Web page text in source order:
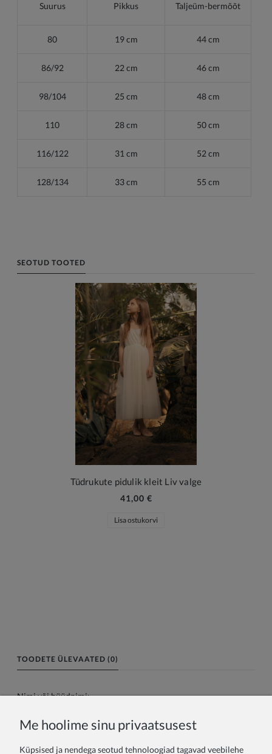
Suurus Pikkus Taljeüm-bermõõt
80 19 cm 44 cm
86/92 22 cm 46 cm
98/104 25 cm 48 cm
110 28 cm 50 cm
116/122 31 cm 52 cm
128/134 33 cm 55 cm
SEOTUD TOOTED
Tüdrukute pidulik kleit Liv valge
41,00 €
Lisa ostukorvi
TOODETE ÜLEVAATED (0)
Nimi või hüüdnimi:
Me hoolime sinu privaatsusest
Küpsised ja nendega seotud tehnoloogiad tagavad veebilehe